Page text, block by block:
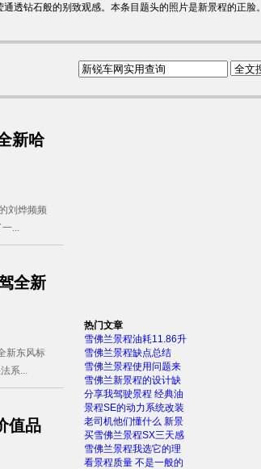
透钻石般的别致观感。本条目题头的照片是新景程的正脸。
新哈
刘烨频频
...
全新
新东风标
系...
值品
热门文章
雪佛兰景程油耗11.86升
雪佛兰景程缺点总结
雪佛兰景程使用问题来
雪佛兰新景程的设计缺
分享我驾驶景程 经典油
景程SE的动力系统改装
老司机他们懂什么 新景
买雪佛兰景程SX三天感
雪佛兰景程我选它的理
看景程质量 不是一般的